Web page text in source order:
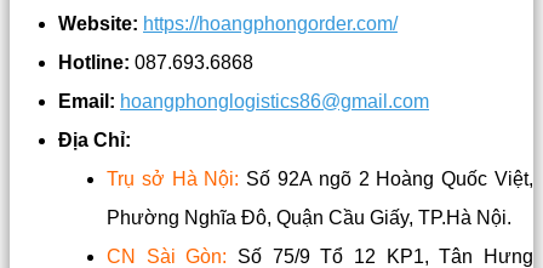
Website: https://hoangphongorder.com/
Hotline: 087.693.6868
Email: hoangphonglogistics86@gmail.com
Địa Chỉ:
Trụ sở Hà Nội: Số 92A ngõ 2 Hoàng Quốc Việt,
Phường Nghĩa Đô, Quận Cầu Giấy, TP.Hà Nội.
CN Sài Gòn: Số 75/9 Tổ 12 KP1, Tân Hưng